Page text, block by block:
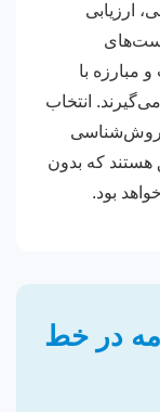
ارزیابی
مبارزه با
انتخاب
روش‌شناسی
که بدون
بود.
در خط